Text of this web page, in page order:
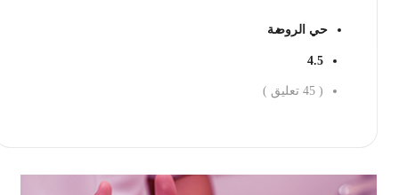
حي الروضة
4.5
45 تعليق )